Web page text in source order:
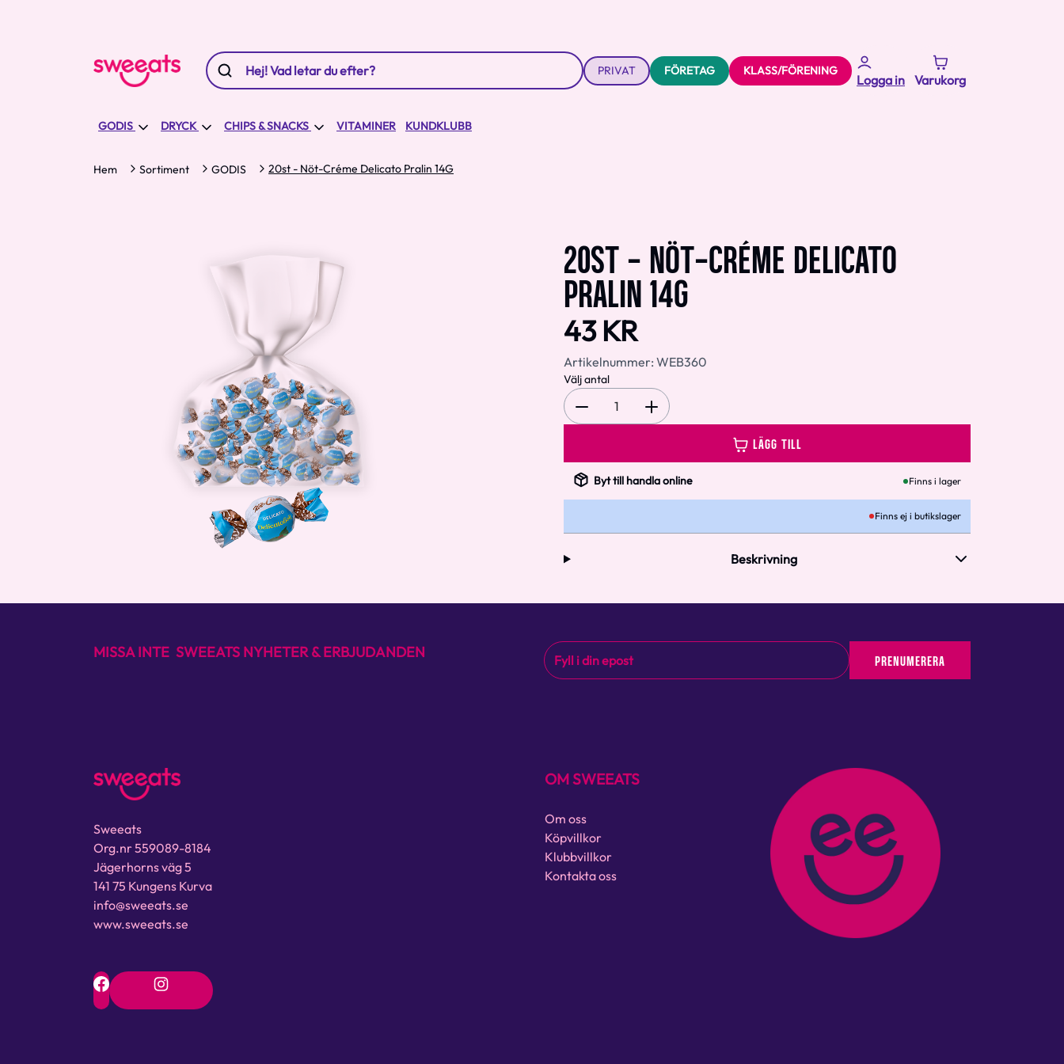
PRIVAT FÖRETAG KLASS/FÖRENING
Logga in Varukorg
GODIS DRYCK CHIPS & SNACKS VITAMINER KUNDKLUBB
Hem Sortiment GODIS 20st - Nöt-Créme Delicato Pralin 14G
20ST - NÖT-CRÉME DELICATO
PRALIN 14G
43 KR
Artikelnummer: WEB360
Välj antal
1
LÄGG TILL
Byt till handla online Finns i lager
Finns ej i butikslager
Beskrivning
MISSA INTE SWEEATS NYHETER & ERBJUDANDEN PRENUMERERA
Sweeats
Org.nr 559089-8184
Jägerhorns väg 5
141 75 Kungens Kurva
info@sweeats.se
www.sweeats.se
OM SWEEATS
Om oss
Köpvillkor
Klubbvillkor
Kontakta oss